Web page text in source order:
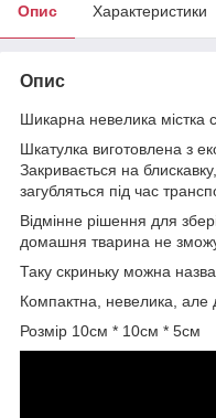
Опис Характеристики
Опис
Шикарна невелика містка
Шкатулка виготовлена з
Закривається на
загубляться під час
Відмінне рішення для
домашня тварина не
Таку скриньку можна
Компактна, невелика, але
Розмір 10см * 10см * 5см